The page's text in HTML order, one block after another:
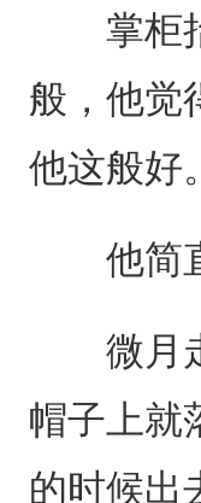
掌柜抬
般，他觉
他这般好。
他简直
微月走
帽子上就
的时候出